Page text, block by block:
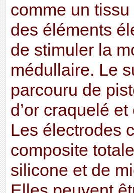
comme un
des éléments
de stimuler la
médullaire. Le
parcouru de
d’or craquelé
Les électrodes
composite
silicone et de